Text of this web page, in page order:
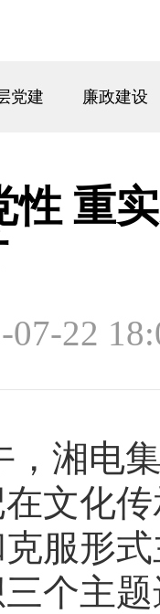
党建 廉政建设
性 重
07-22
湘电集
文化
服形
个主